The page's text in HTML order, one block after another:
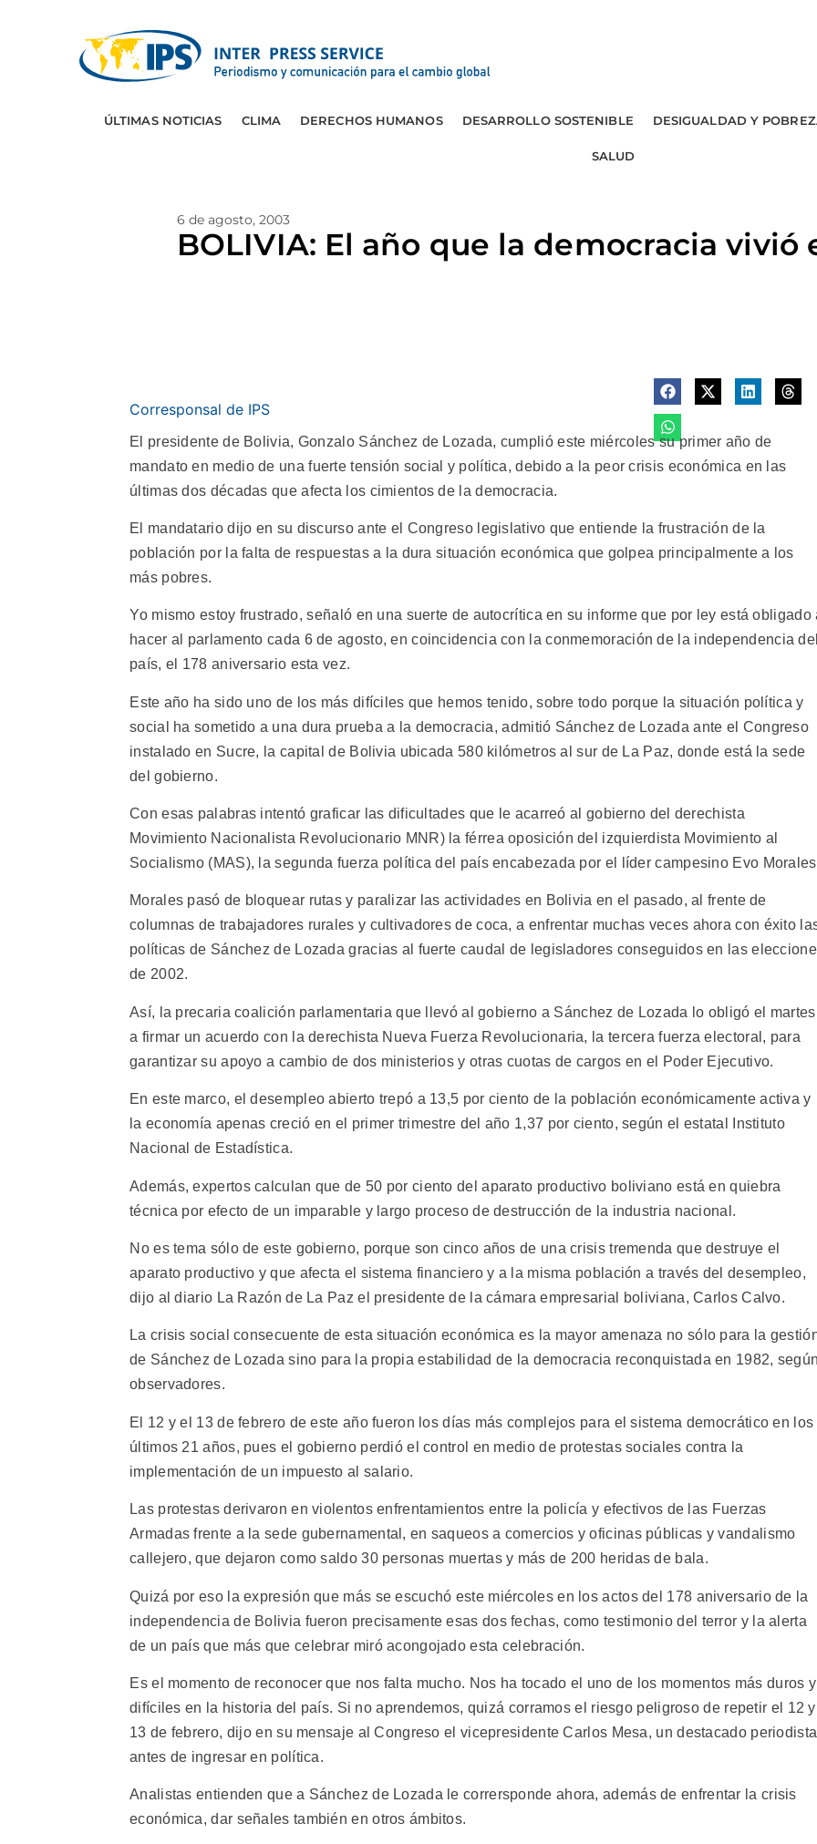
ÚLTIMAS NOTICIAS CLIMA DERECHOS HUMANOS DESARROLLO SOSTENIBLE DESIGUALDAD Y
SALUD
6 de agosto, 2003
BOLIVIA: El año que la democracia vivió
Corresponsal de IPS
El presidente de Bolivia, Gonzalo Sánchez de Lozada, cumplió este miércoles su primer año de
mandato en medio de una fuerte tensión social y política, debido a la peor crisis económica en las
últimas dos décadas que afecta los cimientos de la democracia.
El mandatario dijo en su discurso ante el Congreso legislativo que entiende la frustración de la
población por la falta de respuestas a la dura situación económica que golpea principalmente a los
más pobres.
Yo mismo estoy frustrado, señaló en una suerte de autocrítica en su informe que por ley está obligado
hacer al parlamento cada 6 de agosto, en coincidencia con la conmemoración de la independencia
país, el 178 aniversario esta vez.
Este año ha sido uno de los más difíciles que hemos tenido, sobre todo porque la situación política y
social ha sometido a una dura prueba a la democracia, admitió Sánchez de Lozada ante el Congreso
instalado en Sucre, la capital de Bolivia ubicada 580 kilómetros al sur de La Paz, donde está la sede
del gobierno.
Con esas palabras intentó graficar las dificultades que le acarreó al gobierno del derechista
Movimiento Nacionalista Revolucionario MNR) la férrea oposición del izquierdista Movimiento al
Socialismo (MAS), la segunda fuerza política del país encabezada por el líder campesino Evo
Morales pasó de bloquear rutas y paralizar las actividades en Bolivia en el pasado, al frente de
columnas de trabajadores rurales y cultivadores de coca, a enfrentar muchas veces ahora con éxito
políticas de Sánchez de Lozada gracias al fuerte caudal de legisladores conseguidos en las
de 2002.
Así, la precaria coalición parlamentaria que llevó al gobierno a Sánchez de Lozada lo obligó el martes
a firmar un acuerdo con la derechista Nueva Fuerza Revolucionaria, la tercera fuerza electoral, para
garantizar su apoyo a cambio de dos ministerios y otras cuotas de cargos en el Poder Ejecutivo.
En este marco, el desempleo abierto trepó a 13,5 por ciento de la población económicamente activa y
la economía apenas creció en el primer trimestre del año 1,37 por ciento, según el estatal Instituto
Nacional de Estadística.
Además, expertos calculan que de 50 por ciento del aparato productivo boliviano está en quiebra
técnica por efecto de un imparable y largo proceso de destrucción de la industria nacional.
No es tema sólo de este gobierno, porque son cinco años de una crisis tremenda que destruye el
aparato productivo y que afecta el sistema financiero y a la misma población a través del desempleo,
dijo al diario La Razón de La Paz el presidente de la cámara empresarial boliviana, Carlos Calvo.
La crisis social consecuente de esta situación económica es la mayor amenaza no sólo para la
de Sánchez de Lozada sino para la propia estabilidad de la democracia reconquistada en 1982,
observadores.
El 12 y el 13 de febrero de este año fueron los días más complejos para el sistema democrático en los
últimos 21 años, pues el gobierno perdió el control en medio de protestas sociales contra la
implementación de un impuesto al salario.
Las protestas derivaron en violentos enfrentamientos entre la policía y efectivos de las Fuerzas
Armadas frente a la sede gubernamental, en saqueos a comercios y oficinas públicas y vandalismo
callejero, que dejaron como saldo 30 personas muertas y más de 200 heridas de bala.
Quizá por eso la expresión que más se escuchó este miércoles en los actos del 178 aniversario de la
independencia de Bolivia fueron precisamente esas dos fechas, como testimonio del terror y la alerta
de un país que más que celebrar miró acongojado esta celebración.
Es el momento de reconocer que nos falta mucho. Nos ha tocado el uno de los momentos más duros y
difíciles en la historia del país. Si no aprendemos, quizá corramos el riesgo peligroso de repetir el 12 y
13 de febrero, dijo en su mensaje al Congreso el vicepresidente Carlos Mesa, un destacado periodista
antes de ingresar en política.
Analistas entienden que a Sánchez de Lozada le corrersponde ahora, además de enfrentar la crisis
económica, dar señales también en otros ámbitos.